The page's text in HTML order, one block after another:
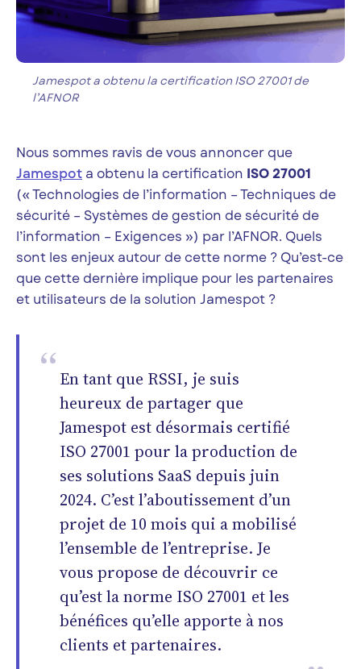
Jamespot a obtenu la certification ISO 27001 de
l’AFNOR
Nous sommes ravis de vous annoncer que
Jamespot a obtenu la certification ISO 27001
(« Technologies de l’information – Techniques de
sécurité – Systèmes de gestion de sécurité de
l’information – Exigences ») par l’AFNOR. Quels
sont les enjeux autour de cette norme ? Qu’est-ce
que cette dernière implique pour les partenaires
et utilisateurs de la solution Jamespot ?
En tant que RSSI, je suis
heureux de partager que
Jamespot est désormais certifié
ISO 27001 pour la production de
ses solutions SaaS depuis juin
2024. C’est l’aboutissement d’un
projet de 10 mois qui a mobilisé
l’ensemble de l’entreprise. Je
vous propose de découvrir ce
qu’est la norme ISO 27001 et les
bénéfices qu’elle apporte à nos
clients et partenaires.